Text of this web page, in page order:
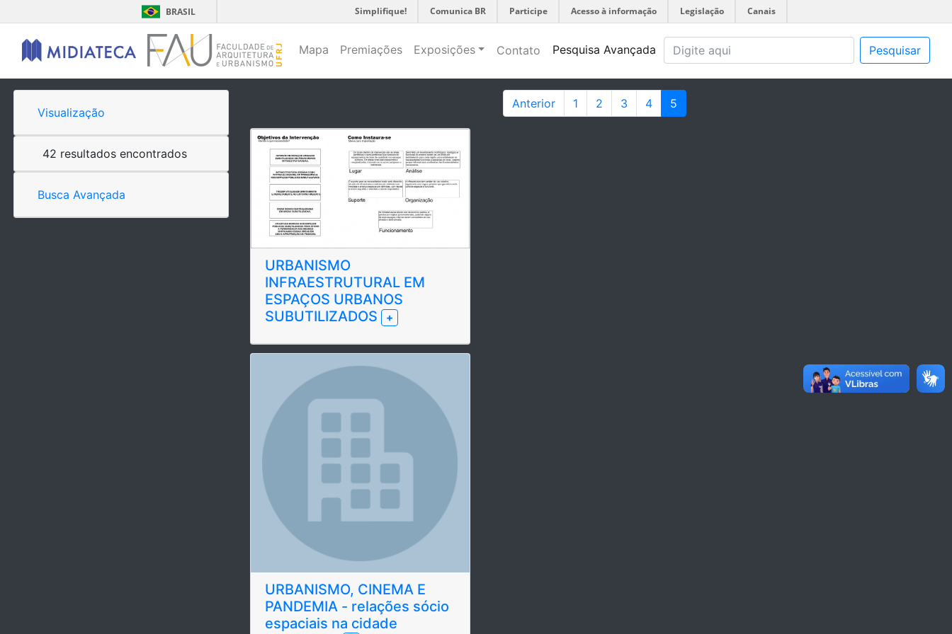
BRASIL Simplifique! Comunica BR Participe Acesso à informação Legislação Canais
Mapa Premiações Exposições Contato Pesquisa Avançada Pesquisar
Visualização
42 resultados encontrados
Busca Avançada
Anterior 1 2 3 4 5
URBANISMO
INFRAESTRUTURAL EM
ESPAÇOS URBANOS
SUBUTILIZADOS
+
URBANISMO, CINEMA E
PANDEMIA - relações sócio
espaciais na cidade